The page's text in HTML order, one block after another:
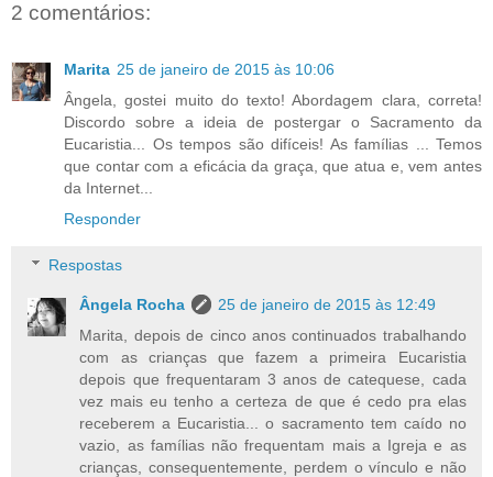
2 comentários:
Marita 25 de janeiro de 2015 às 10:06
Ângela, gostei muito do texto! Abordagem clara, correta!
Discordo sobre a ideia de postergar o Sacramento da
Eucaristia... Os tempos são difíceis! As famílias ... Temos
que contar com a eficácia da graça, que atua e, vem antes
da Internet...
Responder
Respostas
Ângela Rocha
25 de janeiro de 2015 às 12:49
Marita, depois de cinco anos continuados trabalhando
com as crianças que fazem a primeira Eucaristia
depois que frequentaram 3 anos de catequese, cada
vez mais eu tenho a certeza de que é cedo pra elas
receberem a Eucaristia... o sacramento tem caído no
vazio, as famílias não frequentam mais a Igreja e as
crianças, consequentemente, perdem o vínculo e não